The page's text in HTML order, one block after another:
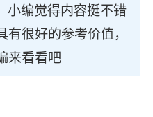
小编觉得内容挺不错
很好的参考价值，
来看看吧